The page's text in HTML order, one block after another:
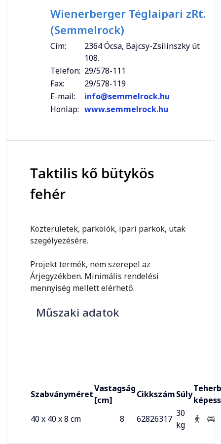
Wienerberger Téglaipari zRt.
(Semmelrock)
Cím:
2364 Ócsa, Bajcsy-Zsilinszky út
108.
Telefon: 29/578-111
Fax:
29/578-119
E-mail:
info@semmelrock.hu
Honlap: www.semmelrock.hu
Taktilis kő bütykös
fehér
Közterületek, parkolók, ipari parkok, utak
szegélyezésére.
Projekt termék, nem szerepel az
Árjegyzékben. Minimális rendelési
mennyiség mellett elérhető.
Műszaki adatok
Szabványméret
Vastagság
[cm]
CikkszámSúly
40 x 40 x 8 cm
8 62826317
30
kg